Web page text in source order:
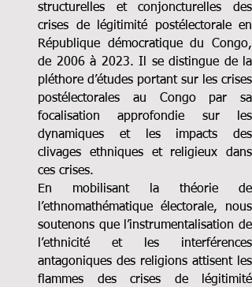
structurelles et conjoncturelles des
crises de légitimité postélectorale en
République démocratique du Congo,
de 2006 à 2023. Il se distingue de la
pléthore d’études portant sur les crises
postélectorales au Congo par sa
focalisation approfondie sur les
dynamiques et les impacts des
clivages ethniques et religieux dans
ces crises.
En mobilisant la théorie de
l’ethnomathématique électorale, nous
soutenons que l’instrumentalisation de
l’ethnicité et les interférences
antagoniques des religions attisent les
flammes des crises de légitimité